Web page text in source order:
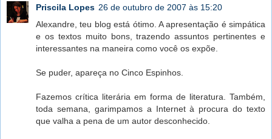
Priscila Lopes 26 de outubro de 2007 às 15:20
Alexandre, teu blog está ótimo. A apresentação é simpática
e os textos muito bons, trazendo assuntos pertinentes e
interessantes na maneira como você os expõe.
Se puder, apareça no Cinco Espinhos.
Fazemos crítica literária em forma de literatura. Também,
toda semana, garimpamos a Internet à procura do texto
que valha a pena de um autor desconhecido.